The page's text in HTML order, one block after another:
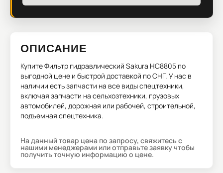
ОПИСАНИЕ
КупитеФильтр гидравлический Sakura HC8805 по
выгодной цене и быстрой доставкой по СНГ. У нас в
наличии есть запчасти на все виды спецтехники,
включая запчасти на сельхозтехники, грузовых
автомобилей, дорожная или рабочей, строительной,
подъемная спецтехника.
На данный товар цена по запросу, свяжитесь с
нашими менеджерами или отправьте заявку чтобы
получить точную информацию о цене.